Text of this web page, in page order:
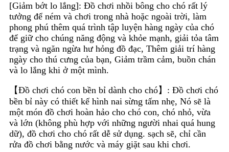
[Giảm bớt lo lắng]: Đồ chơi nhồi bông cho chó rất lý
tưởng để ném và chơi trong nhà hoặc ngoài trời, làm
phong phú thêm quá trình tập luyện hàng ngày của chó
để giữ cho chúng năng động và khỏe mạnh, giải tỏa tâm
trạng và ngăn ngừa hư hỏng đồ đạc, Thêm giải trí hàng
ngày cho thú cưng của bạn, Giảm trầm cảm, buồn chán
và lo lắng khi ở một mình.
【Đồ chơi chó con bền bỉ dành cho chó】: Đồ chơi chó
bền bỉ này có thiết kế hình nai sừng tấm nhẹ, Nó sẽ là
một món đồ chơi hoàn hảo cho chó con, chó nhỏ, vừa
và lớn (không phù hợp với những người nhai quá hung
dữ), đồ chơi cho chó rất dễ sử dụng. sạch sẽ, chỉ cần
rửa đồ chơi bằng nước và máy giặt sau khi chơi.